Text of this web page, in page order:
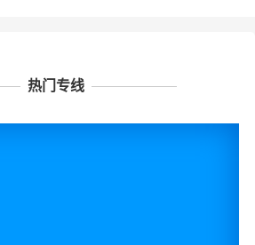
热门专线